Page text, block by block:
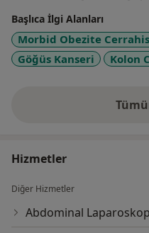
Başlıca İlgi Alanları
Morbid Obezite
Göğüs Kanseri
Kolon
Hizmetler
Diğer Hizmetler
Abdominal